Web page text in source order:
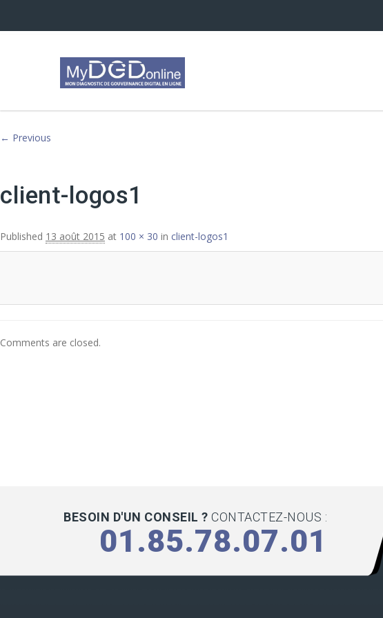
Image navigation
← Previous
client-logos1
Published 13 août 2015 at 100 × 30 in client-logos1
Comments are closed.
BESOIN D'UN CONSEIL ? CONTACTEZ-NOUS :
01.85.78.07.01